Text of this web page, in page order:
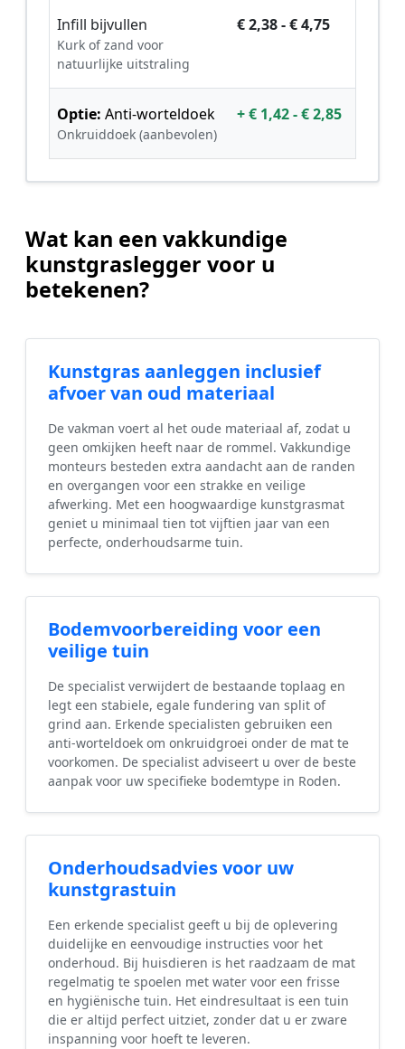
Infill bijvullen
Kurk of zand voor
natuurlijke uitstraling
€ 2,38 - € 4,75
Optie: Anti-worteldoek
Onkruiddoek (aanbevolen)
+ € 1,42 - € 2,85
Wat kan een vakkundige
kunstgraslegger voor u
betekenen?
Kunstgras aanleggen inclusief
afvoer van oud materiaal
De vakman voert al het oude materiaal af, zodat u
geen omkijken heeft naar de rommel. Vakkundige
monteurs besteden extra aandacht aan de randen
en overgangen voor een strakke en veilige
afwerking. Met een hoogwaardige kunstgrasmat
geniet u minimaal tien tot vijftien jaar van een
perfecte, onderhoudsarme tuin.
Bodemvoorbereiding voor een
veilige tuin
De specialist verwijdert de bestaande toplaag en
legt een stabiele, egale fundering van split of
grind aan. Erkende specialisten gebruiken een
anti-worteldoek om onkruidgroei onder de mat te
voorkomen. De specialist adviseert u over de beste
aanpak voor uw specifieke bodemtype in Roden.
Onderhoudsadvies voor uw
kunstgrastuin
Een erkende specialist geeft u bij de oplevering
duidelijke en eenvoudige instructies voor het
onderhoud. Bij huisdieren is het raadzaam de mat
regelmatig te spoelen met water voor een frisse
en hygiënische tuin. Het eindresultaat is een tuin
die er altijd perfect uitziet, zonder dat u er zware
inspanning voor hoeft te leveren.